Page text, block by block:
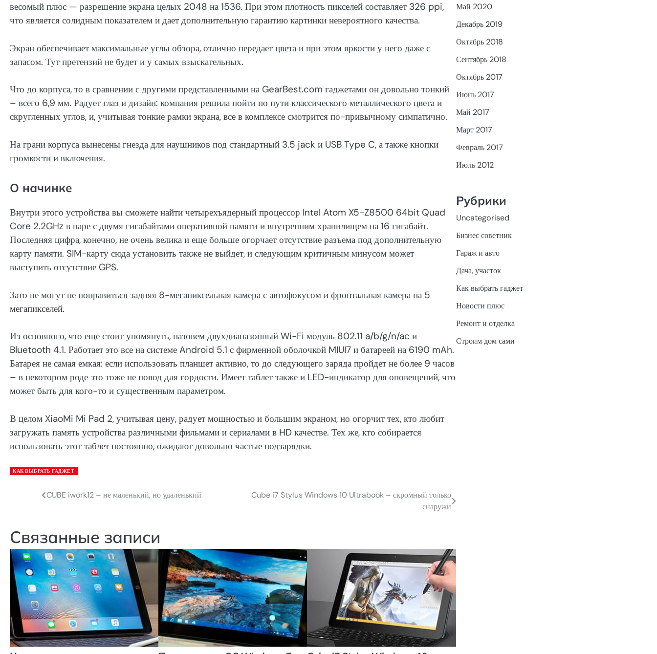
весомый плюс — разрешение экрана целых 2048 на 1536. При этом плотность пикселей составляет 326 ppi,
что является солидным показателем и дает дополнительную гарантию картинки невероятного качества.
Экран обеспечивает максимальные углы обзора, отлично передает цвета и при этом яркости у него даже с
запасом. Тут претензий не будет и у самых взыскательных.
Что до корпуса, то в сравнении с другими представленными на GearBest.com гаджетами он довольно тонкий
– всего 6,9 мм. Радует глаз и дизайн: компания решила пойти по пути классического металлического цвета и
скругленных углов, и, учитывая тонкие рамки экрана, все в комплексе смотрится по-привычному симпатично.
На грани корпуса вынесены гнезда для наушников под стандартный 3.5 jack и USB Type C, а также кнопки
громкости и включения.
О начинке
Внутри этого устройства вы сможете найти четырехъядерный процессор Intel Atom X5-Z8500 64bit Quad
Core 2.2GHz в паре с двумя гигабайтами оперативной памяти и внутренним хранилищем на 16 гигабайт.
Последняя цифра, конечно, не очень велика и еще больше огорчает отсутствие разъема под дополнительную
карту памяти. SIM-карту сюда установить также не выйдет, и следующим критичным минусом может
выступить отсутствие GPS.
Зато не могут не понравиться задняя 8-мегапиксельная камера с автофокусом и фронтальная камера на 5
мегапикселей.
Из основного, что еще стоит упомянуть, назовем двухдиапазонный Wi-Fi модуль 802.11 a/b/g/n/ac и
Bluetooth 4.1. Работает это все на системе Android 5.1 с фирменной оболочкой MIUI7 и батареей на 6190 mAh.
Батарея не самая емкая: если использовать планшет активно, то до следующего заряда пройдет не более 9 часов
– в некотором роде это тоже не повод для гордости. Имеет таблет также и LED-индикатор для оповещений, что
может быть для кого-то и существенным параметром.
В целом XiaoMi Mi Pad 2, учитывая цену, радует мощностью и большим экраном, но огорчит тех, кто любит
загружать память устройства различными фильмами и сериалами в HD качестве. Тех же, кто собирается
использовать этот таблет постоянно, ожидают довольно частые подзарядки.
КАК ВЫБРАТЬ ГАДЖЕТ
Навигация
записям
CUBE iwork12 – не маленький, но удаленький
Cube i7 Stylus Windows 10 Ultrabook – скромный только
снаружи
Связанные записи
Май 2020
Декабрь 2019
Октябрь 2018
Сентябрь 2018
Октябрь 2017
Июнь 2017
Май 2017
Март 2017
Февраль 2017
Июль 2012
Рубрики
Uncategorised
Бизнес советник
Гараж и авто
Дача, участок
Как выбрать гаджет
Новости плюс
Ремонт и отделка
Строим дом сами